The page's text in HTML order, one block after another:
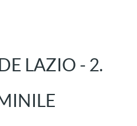
LAZIO - 2.